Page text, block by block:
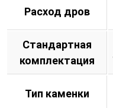
Расход дров
Стандартная
комплектация
Тип каменки